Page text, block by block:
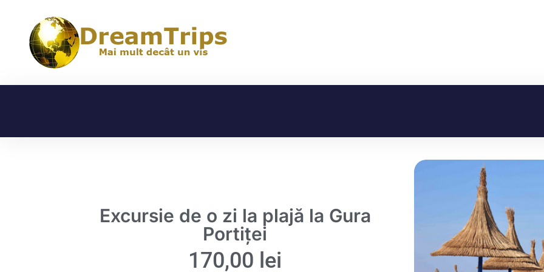
Excursie de o zi la plajă la Gura
Portiței
170,00 lei